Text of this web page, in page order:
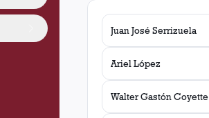
Juan José Serrizuela
Ariel López
Walter Gastón Coyette